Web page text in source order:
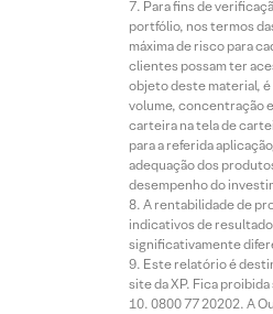
Para fins de
portfólio, nos termos
máxima de risco para
clientes possam ter
objeto deste material,
volume, concentração
carteira na tela de
para a referida
adequação dos
desempenho do
A rentabilidade de
indicativos de
significativamente
Este relatório é
site da XP. Fica
0800 77 20202. A